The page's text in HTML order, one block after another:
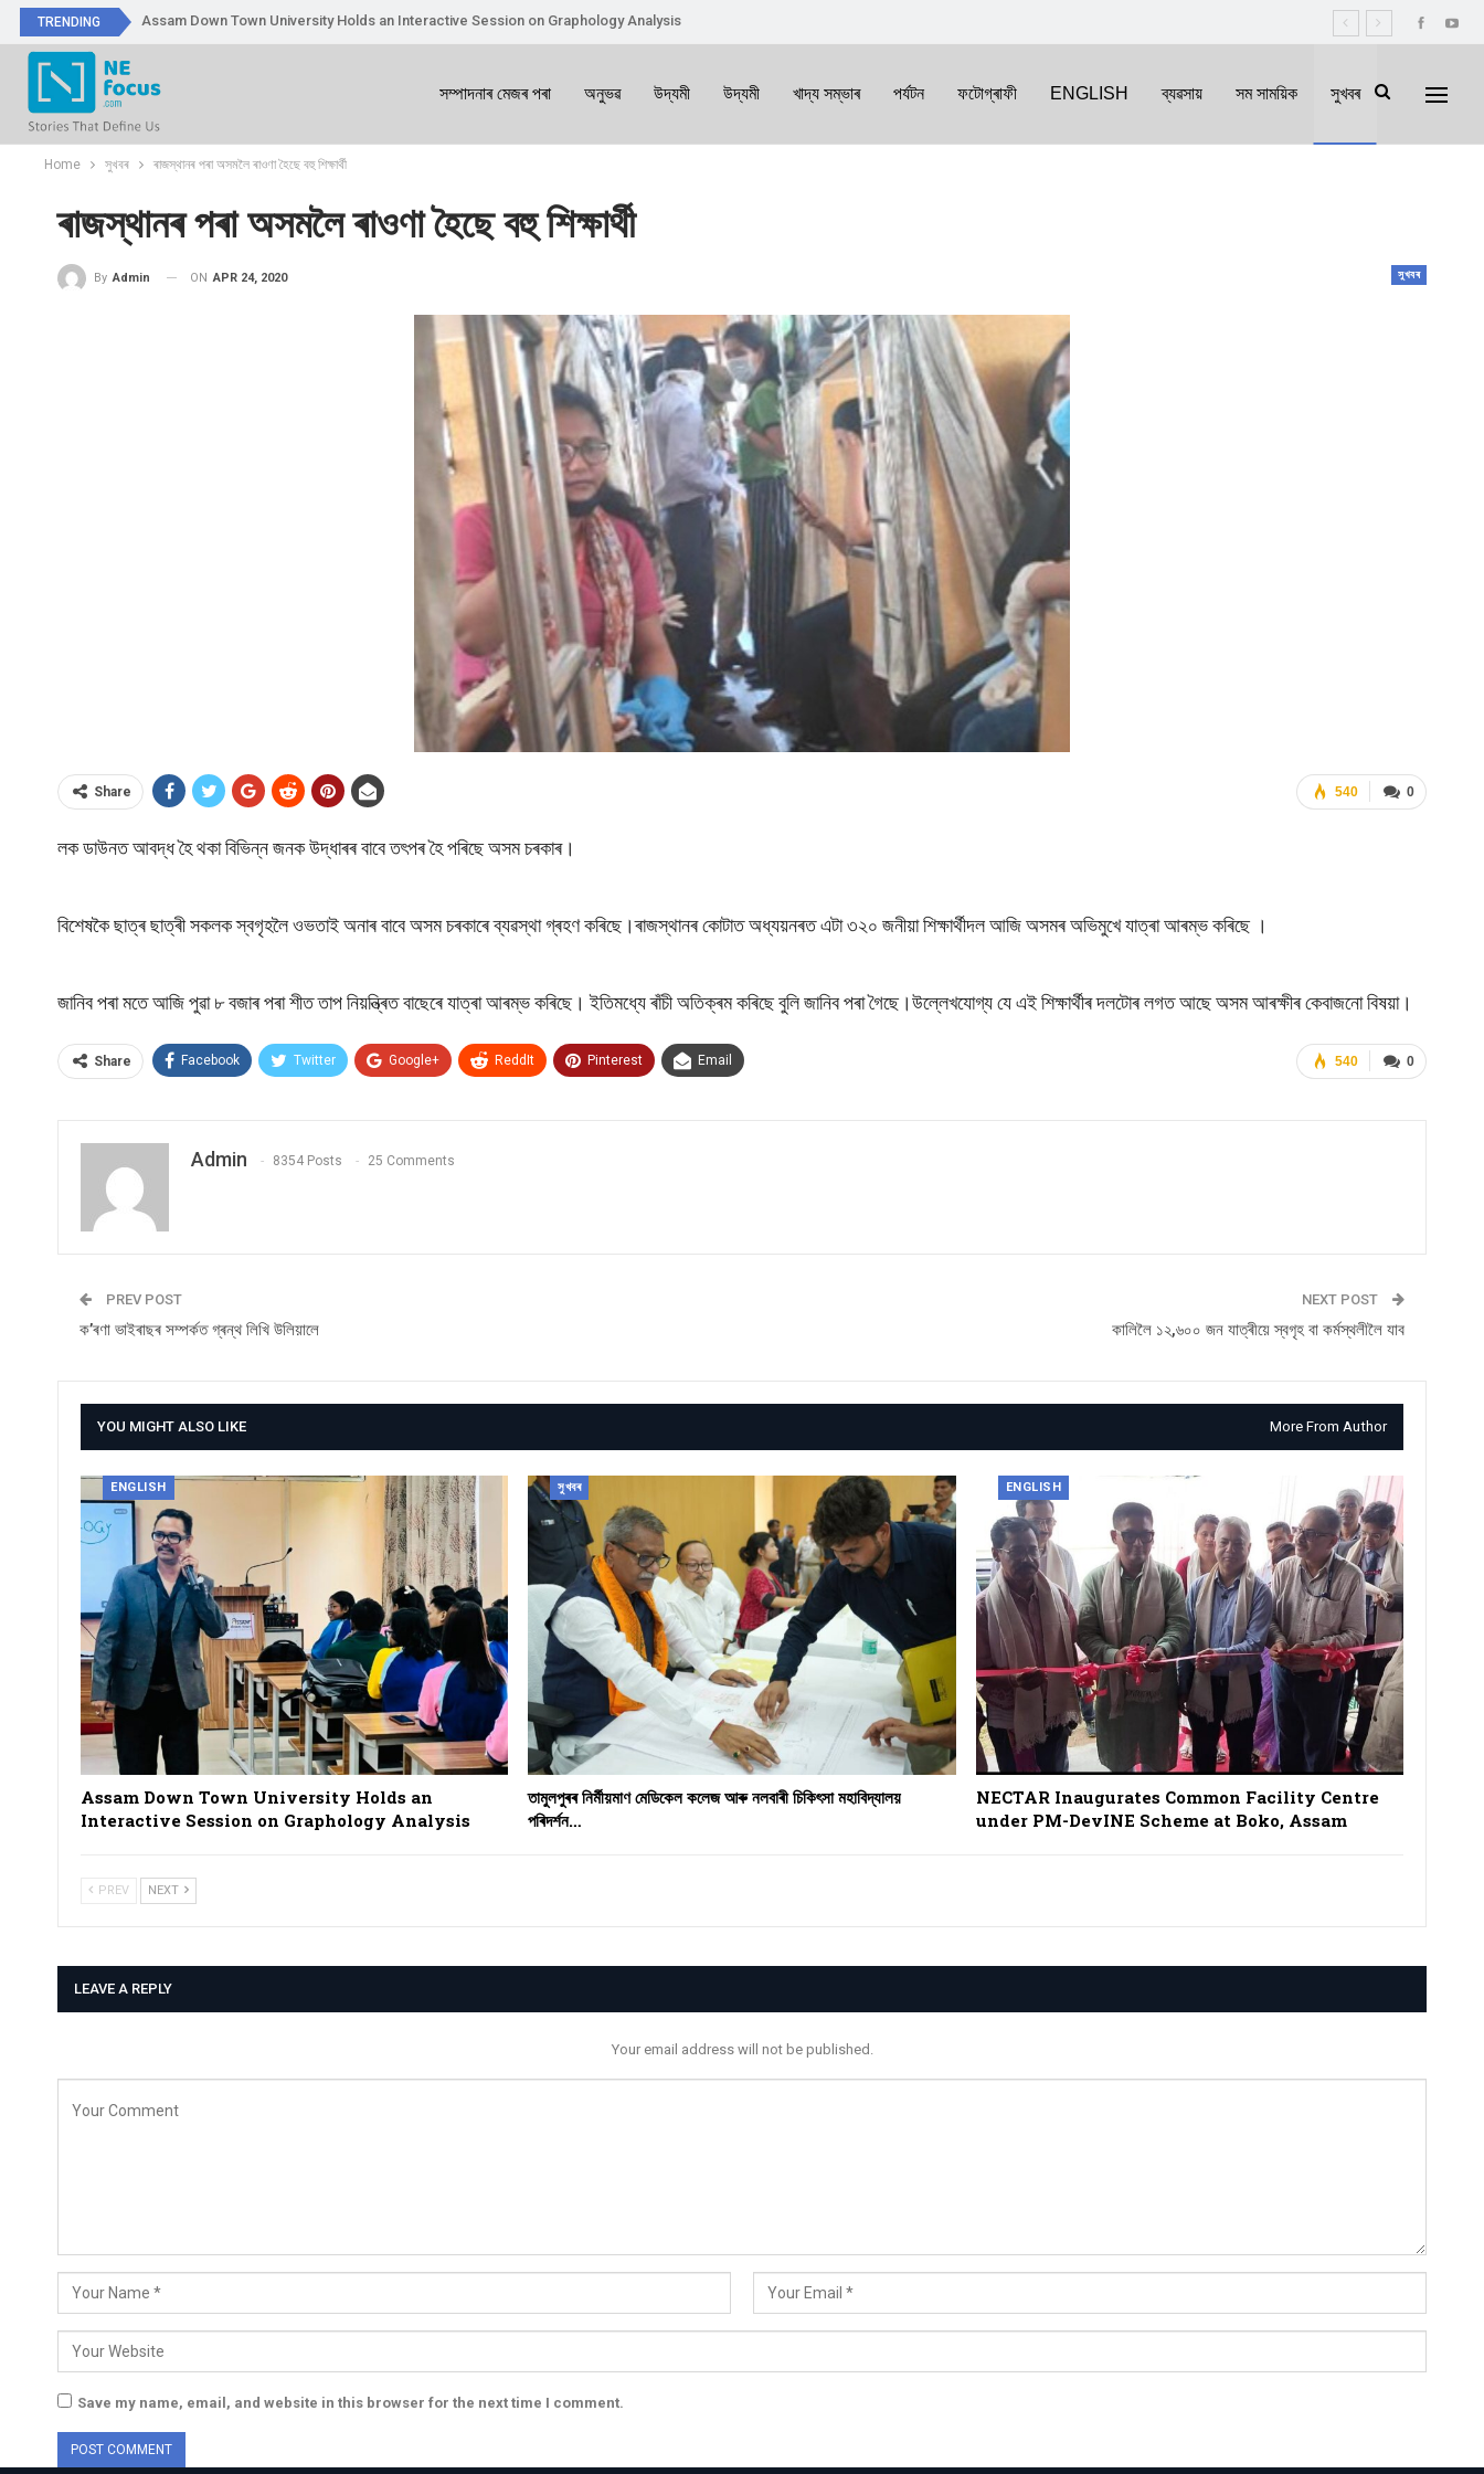
TRENDING Assam Down Town University Holds an Interactive Session on Graphology Analysis
সম্পাদনাৰ মেজৰ পৰা অনুভৱ উদ্যমী উদ্যমী খাদ্য সম্ভাৰ পৰ্যটন ফটোগ্ৰাফী ENGLISH ব্যৱসায় সম সাময়িক সুখবৰ
Home সুখবৰ ৰাজস্থানৰ পৰা অসমলৈ ৰাওণা হৈছে বহু শিক্ষাৰ্থী
ৰাজস্থানৰ পৰা অসমলৈ ৰাওণা হৈছে বহু শিক্ষাৰ্থী
সুখবৰ
By Admin ON APR 24, 2020
0
540
Share
লক ডাউনত আবদ্ধ হৈ থকা বিভিন্ন জনক উদ্ধাৰৰ বাবে তৎপৰ হৈ পৰিছে অসম চৰকাৰ।
বিশেষকৈ ছাত্ৰ ছাত্ৰী সকলক স্বগৃহলৈ ওভতাই অনাৰ বাবে অসম চৰকাৰে ব্যৱস্থা গ্ৰহণ কৰিছে।ৰাজস্থানৰ কোটাত অধ্যয়নৰত এটা ৩২০ জনীয়া শিক্ষাৰ্থীদল আজি অসমৰ অভিমুখে যাত্ৰা আৰম্ভ কৰিছে ।
জানিব পৰা মতে আজি পুৱা ৮ বজাৰ পৰা শীত তাপ নিয়ন্ত্ৰিত বাছেৰে যাত্ৰা আৰম্ভ কৰিছে। ইতিমধ্যে ৰাঁচী অতিক্ৰম কৰিছে বুলি জানিব পৰা গৈছে।উল্লেখযোগ্য যে এই শিক্ষাৰ্থীৰ দলটোৰ লগত আছে অসম আৰক্ষীৰ কেবাজনো বিষয়া।
0
540
Share Facebook Twitter Google+ ReddIt Pinterest Email
Admin 8354 Posts 25 Comments
PREV POST
ক’ৰণা ভাইৰাছৰ সম্পৰ্কত গ্ৰন্থ লিখি উলিয়ালে
NEXT POST
কালিলৈ ১২,৬০০ জন যাত্ৰীয়ে স্বগৃহ বা কৰ্মস্থলীলৈ যাব
YOU MIGHT ALSO LIKE More From Author
ENGLISH
Assam Down Town University Holds an
Interactive Session on Graphology Analysis
সুখবৰ
তামুলপুৰৰ নিৰ্মীয়মাণ মেডিকেল কলেজ আৰু নলবাৰী চিকিৎসা মহাবিদ্যালয়
পৰিদৰ্শন…
ENGLISH
NECTAR Inaugurates Common Facility Centre
under PM-DevINE Scheme at Boko, Assam
PREV NEXT
LEAVE A REPLY
Your email address will not be published.
Save my name, email, and website in this browser for the next time I comment.